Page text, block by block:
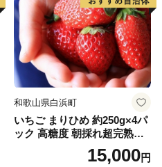
和歌山県白浜町
いちご まりひめ 約250g×4パ
ック 高糖度 朝採れ超完熟ま
りひめ 1月以降発送分15,000円